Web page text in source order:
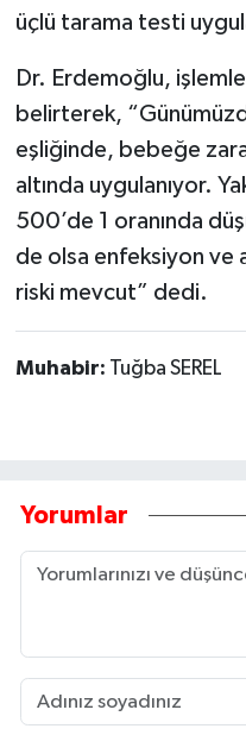
üçlü tarama testi
Dr. Erdemoğlu,
belirterek,
eşliğinde, bebeğe
altında uygulanıyor.
500’de 1 oranında
de olsa enfeksiyon ve
riski mevcut” dedi.
Muhabir: Tuğba SEREL
Yorumlar